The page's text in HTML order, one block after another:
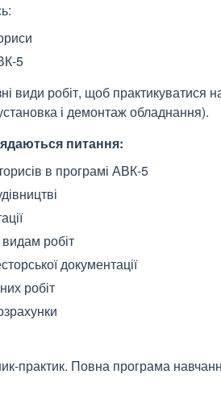
5
види робіт, щоб практикуватися
і демонтаж обладнання).
питання:
в програмі АВК-5
робіт
документації
робіт
практик. Повна програма